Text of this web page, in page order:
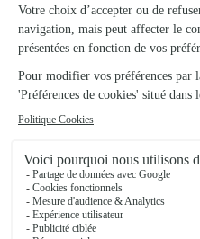
Voir la boutique
Un Ete A la Campagne